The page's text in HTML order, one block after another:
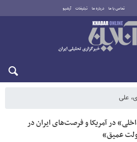
تماس با ما درباره ما تبلیغات آرشیو
علی
در آمریکا و فرصت‌های ایران در
عمیق»